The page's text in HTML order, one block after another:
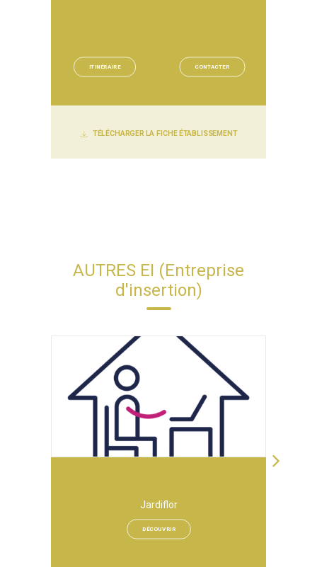
ITINÉRAIRE CONTACTER
TÉLÉCHARGER LA FICHE ÉTABLISSEMENT
AUTRES EI (Entreprise
d'insertion)
Jardiflor
DÉCOUVRIR